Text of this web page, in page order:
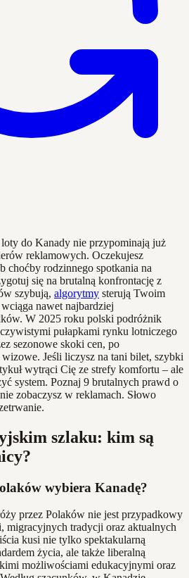
do Kanady nie przypominają już
reklamowych. Oczekujesz
choćby rodzinnego spotkania na
się na brutalną konfrontację z
szybują, algorytmy sterują Twoim
nawet najbardziej
W 2025 roku polski podróżnik
pułapkami rynku lotniczego
sezonowe skoki cen, po
Jeśli liczysz na tani bilet, szybki
wytrąci Cię ze strefy komfortu – ale
system. Poznaj 9 brutalnych prawd o
zobaczysz w reklamach. Słowo
szlaku: kim są
wybiera Kanadę?
przez Polaków nie jest przypadkowy
migracyjnych tradycji oraz aktualnych
kusi nie tylko spektakularną
życia, ale także liberalną
możliwościami edukacyjnymi oraz